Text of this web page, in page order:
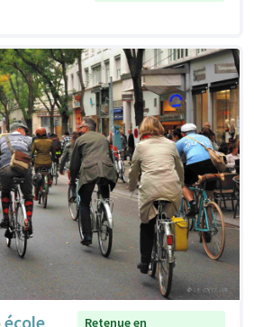
école
Retenue en